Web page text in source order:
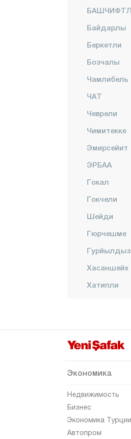
Байдарлы
Беркетли
Бозчалы
Чамлибель
ЧАТ
Чеврели
Чимитекке
Эмирсейит
ЭРБАА
Гокал
Гокчели
Шейди
Гюрчешме
Гурйылдыз
Хасаншейх
Хатипли
НИКСАР
ПАЗАР
Шенюрт
Серенли
Экономика
Недвижимость
Бизнес
Экономика Турции
Автопром